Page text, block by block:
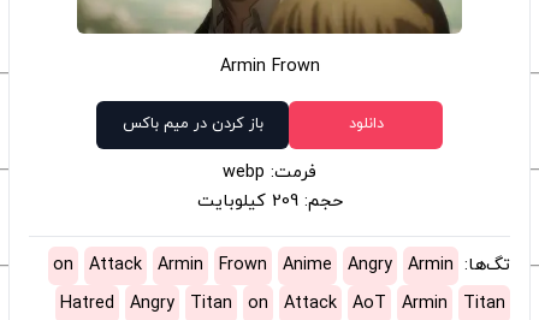
Armin Frown
دانلود باز کردن در میم باکس
فرمت: webp
حجم: 209 کیلوبایت
تگ‌ها: Armin
Angry
Anime
Frown
Armin
Attack
on
Titan
Armin
AoT
Attack
on
Titan
Angry
Hatred